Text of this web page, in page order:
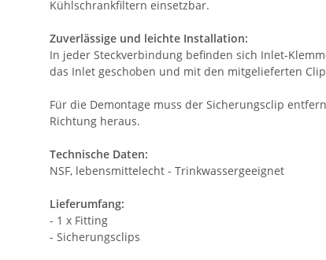
Kühlschrankfiltern einsetzbar.
Zuverlässige und leichte Installation:
In jeder Steckverbindung befinden sich Inlet-
das Inlet geschoben und mit den mitgelieferten
Für die Demontage muss der Sicherungsclip
Richtung heraus.
Technische Daten:
NSF, lebensmittelecht - Trinkwassergeeignet
Lieferumfang:
- 1 x Fitting
- Sicherungsclips